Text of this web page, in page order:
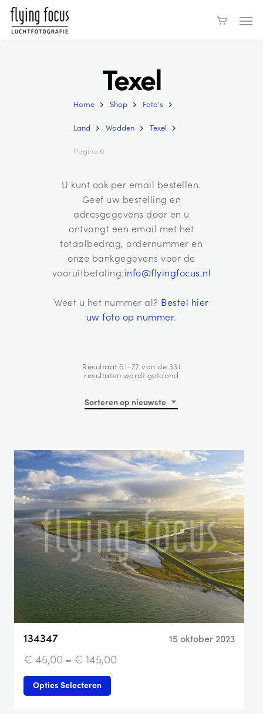
Skip
main
Texel
Sorteren op nieuwste
Resultaat 61–72 van de 331
resultaten wordt getoond
Home Shop Foto's
Land Wadden Texel
Pagina 6
U kunt ook per email bestellen.
Geef uw bestelling en
adresgegevens door en u
ontvangt een email met het
totaalbedrag, ordernummer en
onze bankgegevens voor de
vooruitbetaling:info@flyingfocus.nl
Weet u het nummer al? Bestel hier
uw foto op nummer.
134347 15 oktober 2023
€ 45,00 – € 145,00
Opties Selecteren